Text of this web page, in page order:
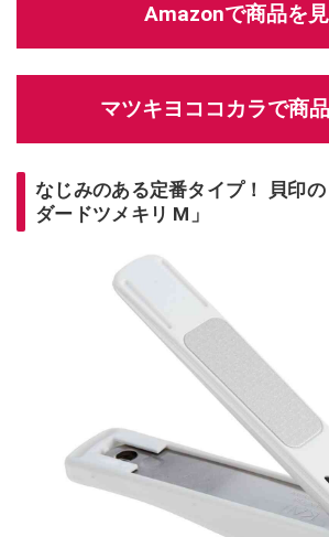
Amazonで商品を
マツキヨココカラで商
なじみのある定番タイプ！ 貝印
ダードツメキリ M」